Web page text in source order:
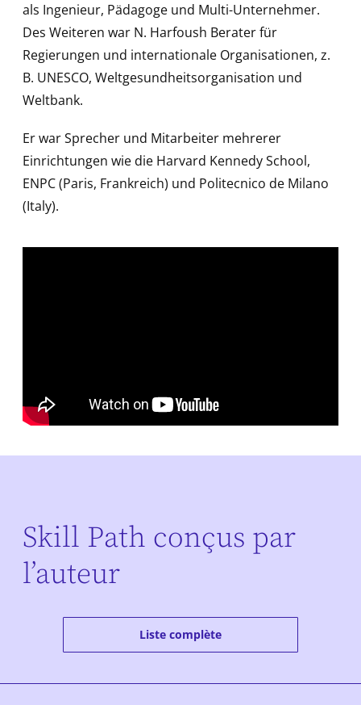
als Ingenieur, Pädagoge und Multi-Unternehmer.
Des Weiteren war N. Harfoush Berater für
Regierungen und internationale Organisationen, z.
B. UNESCO, Weltgesundheitsorganisation und
Weltbank.
Er war Sprecher und Mitarbeiter mehrerer
Einrichtungen wie die Harvard Kennedy School,
ENPC (Paris, Frankreich) und Politecnico de Milano
(Italy).
Skill Path conçus par
l’auteur
Liste complète